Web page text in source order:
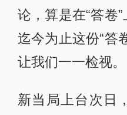
论，算是在“答卷
迄今为止这份“答
让我们一一检视。
新当局上台次日